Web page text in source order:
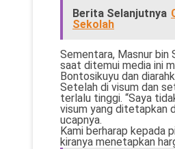
Berita Selanjutnya
Sekolah
Sementara, Masnur bin
saat ditemui media ini
Bontosikuyu dan
Setelah di visum dan
terlalu tinggi. “Saya
visum yang ditetapkan
ucapnya.
Kami berharap kepada
kiranya menetapkan